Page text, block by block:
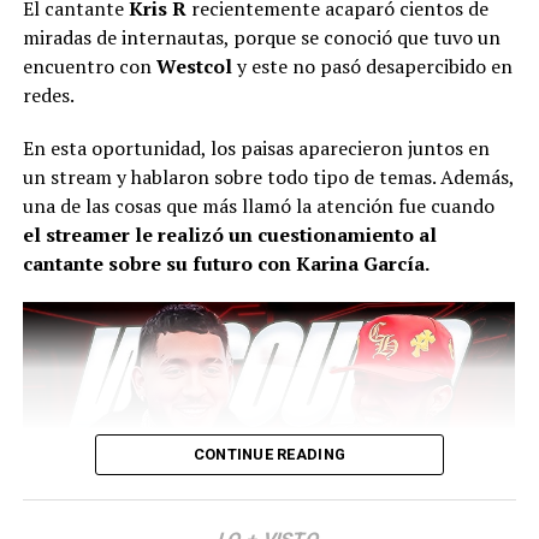
tuviera, Aida tiene. ¿Qué
necesidad tiene de meterse
con semejante man tan
feo?”, expresó.
Lee también: “A veces quedo lastimado, herido”:
Westcol reveló la molesta situación que sufre tras
tener 1nt1mid5d con Luisa Castro
Finalmente, las palabras deCalderónse viralizaron en
redes sociales y los usuarios dieron sus propias
conclusiones.
Cabe señalar que muchas personas concordaron con su
Y agregó: “Por ejemplo,
normalmente no pasa
porque mi mujer me ama
mucho, pero en el agua la
fricción es diferente.
Cuando uno está en un
jacuzzi es cuando se pone
más incómodo. Siempre he
vivido con eso”.
El cantanteKris Rrecientemente acaparó cientos de
miradas de internautas, porque se conoció que tuvo un
encuentro conWestcoly este no pasó desapercibido en
redes.
En esta oportunidad, los paisas aparecieron juntos en
un stream y hablaron sobre todo tipo de temas. Además,
una de las cosas que más llamó la atención fue cuando
el streamer le realizó un cuestionamiento al
cantante sobre su futuro con Karina García.
CONTINUE READING